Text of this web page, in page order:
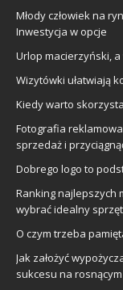
Młody człowiek na
Inwestycja w opcje
Urlop macierzyński, a
Wizytówki ułatwiają
Kiedy warto
Fotografia
sprzedaż i
Dobrego logo to
Ranking najlepszych
wybrać idealny
O czym trzeba
Jak założyć
sukcesu na